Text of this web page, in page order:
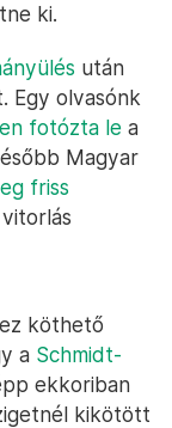
ki.
után
Egy olvasónk
fotózta le a
Magyar
friss
köthető
a Schmidt-
ekkoriban
kikötött